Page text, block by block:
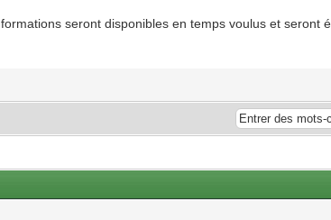
seront disponibles en temps voulus et seront